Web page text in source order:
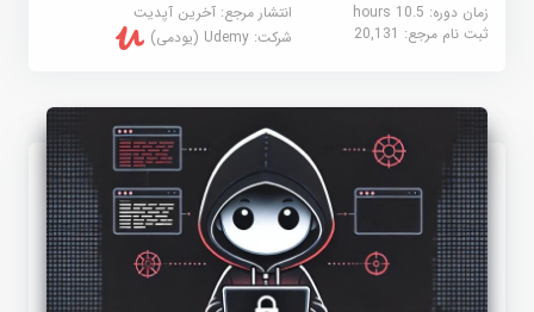
زمان دوره: 10.5 hours
انتشار مرجع:آخرین آپدیت
ثبت نام مرجع:20,131 شرکت:Udemy (یودمی)